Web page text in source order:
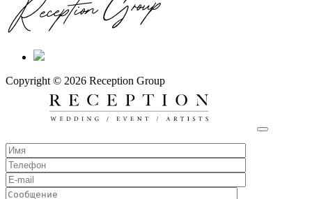
Copyright © 2026 Reception Group